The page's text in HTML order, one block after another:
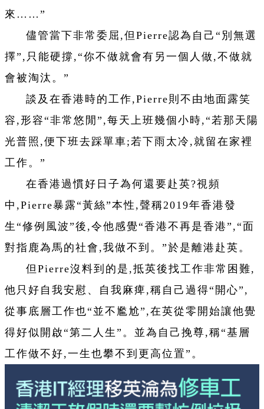
來……”
儘管當下非常委屈,但Pierre認為自己“別無選
擇”,只能硬撐,“你不做就會有另一個人做,不做就
會被淘汰。”
談及在香港時的工作,Pierre則不由地面露笑
容,形容“非常悠閒”,每天上班幾個小時,“若那天陽
光普照,便下班去踩單車;若下雨太冷,就留在家裡
工作。”
在香港過慣好日子為何還要赴英?視頻
中,Pierre暴露“黃絲”本性,聲稱2019年香港發
生“修例風波”後,令他感覺“香港不再是香港”,“面
對指鹿為馬的社會,我做不到。”於是離港赴英。
但Pierre沒料到的是,抵英後找工作非常困難,
他只好自我安慰、自我麻痺,稱自己過得“開心”,
從事底層工作也“並不尷尬”,在英從零開始讓他覺
得好似開啟“第二人生”。並為自己挽尊,稱“基層
工作做不好,一生也攀不到更高位置”。